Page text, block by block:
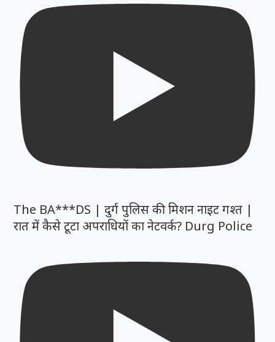
The BA***DS | दुर्ग पुलिस की मिशन नाइट गश्त |
रात में कैसे टूटा अपराधियों का नेटवर्क? Durg Police